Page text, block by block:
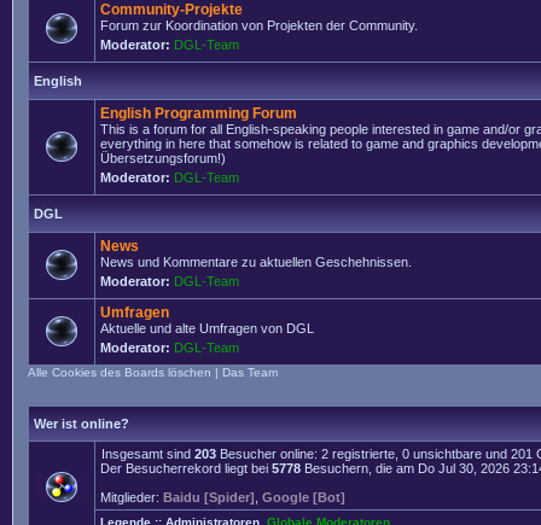
Community-Projekte
Forum zur Koordination von Projekten der Community.
Moderator: DGL-Team
English
English Programming Forum
This is a forum for all English-speaking people interested in game and/or
everything in here that somehow is related to game and graphics
Übersetzungsforum!)
Moderator: DGL-Team
DGL
News
News und Kommentare zu aktuellen Geschehnissen.
Moderator: DGL-Team
Umfragen
Aktuelle und alte Umfragen von DGL
Moderator: DGL-Team
Alle Cookies des Boards löschen | Das Team
Wer ist online?
Insgesamt sind 203 Besucher online: 2 registrierte, 0 unsichtbare und
Der Besucherrekord liegt bei 5778 Besuchern, die am Do Jul 30, 2026
Mitglieder: Baidu [Spider] Google [Bot]
Legende :: Administratoren Globale Moderatoren